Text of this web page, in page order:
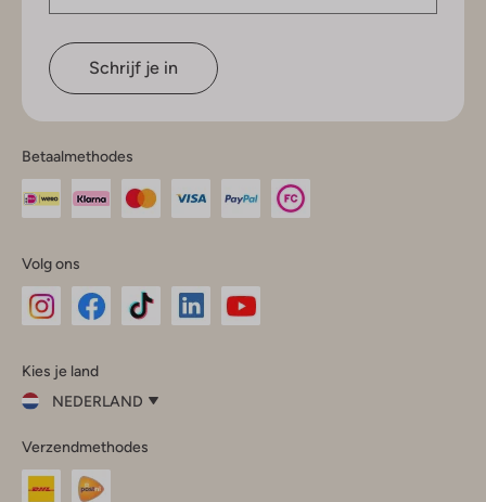
Schrijf je in
Betaalmethodes
Volg ons
InstagramFacebook
Kies je land
NEDERLAND
je
land
Verzendmethodes